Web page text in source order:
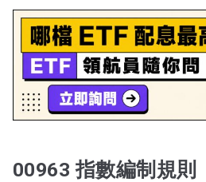
00963 指數編制規則